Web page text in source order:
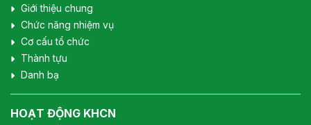
Giới thiệu chung
Chức năng nhiệm vụ
Cơ cấu tổ chức
Thành tựu
Danh bạ
HOẠT ĐỘNG KHCN